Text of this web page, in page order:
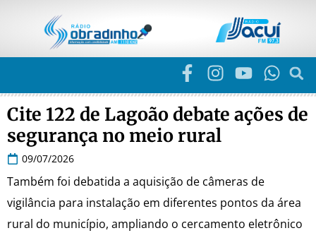
Cite 122 de Lagoão debate ações de
segurança no meio rural
09/07/2026
Também foi debatida a aquisição de câmeras de
vigilância para instalação em diferentes pontos da área
rural do município, ampliando o cercamento eletrônico